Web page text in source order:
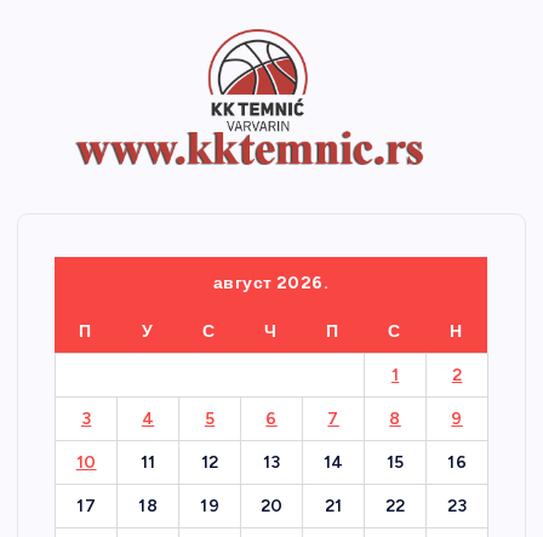
август 2026.
П У С Ч П С Н
1 2
3 4 5 6 7 8 9
10 11 12 13 14 15 16
17 18 19 20 21 22 23